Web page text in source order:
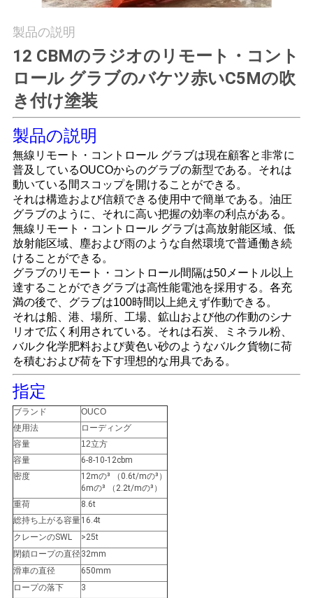
ー
品
質
管
理
ニ
ュ
ー
ス
事
件
CONTACT
US
地
図
プ
ラ
製品の説明
12 CBMのラジオのリモート・コント
ロール グラブのバケツ赤いC5Mの吹
き付け塗装
製品の説明
無線リモート・コントロール グラブは現在顧客と非常に
普及しているOUCOからのグラブの新型である。それは
動いている間スコップを開けることができる。
それは構造および信頼できる使用中で簡単である。油圧
グラブのように、それに高い把握の効率の利点がある。
無線リモート・コントロール グラブは高放射能区域、低
放射能区域、塵および雨のような自然環境で普通働き続
けることができる。
グラブのリモート・コントロール間隔は50メートル以上
達することができグラブは高性能電池を採用する。各充
満の後で、グラブは100時間以上絶えず作動できる。
それは船、港、場所、工場、鉱山および他の作動のシナ
リオで広く利用されている。それは石炭、ミネラル粉、
バルク化学肥料および黄色い砂のようなバルク貨物に荷
を積むおよび荷を下す理想的な用具である。
指定
ブランド
OUCO
使用法
ローディング
容量
12立方
容量
6-8-10-12cbm
密度
12mの³ （0.6t/mの³）
6mの³ （2.2t/mの³）
重荷
8.6t
総持ち上がる容量16.4t
クレーンのSWL
>25t
閉鎖ロープの直径32mm
滑車の直径
650mm
ロープの落下
3